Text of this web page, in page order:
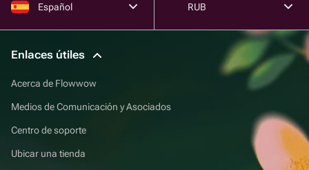
Español RUB
Enlaces útiles
Acerca de Flowwow
Medios de Comunicación y Asociados
Centro de soporte
Ubicar una tienda